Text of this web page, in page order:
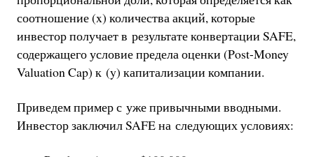
соотношение (x) количества акций, которые
инвестор получает в результате конвертации SAFE,
содержащего условие предела оценки (Post-Money
Valuation Cap) к (y) капитализации компании.
Приведем пример с уже привычными вводными.
Инвестор заключил SAFE на следующих условиях: